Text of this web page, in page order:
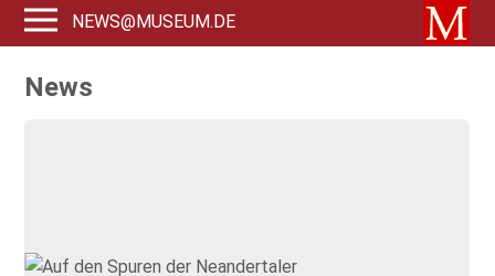
NEWS@MUSEUM.DE
News